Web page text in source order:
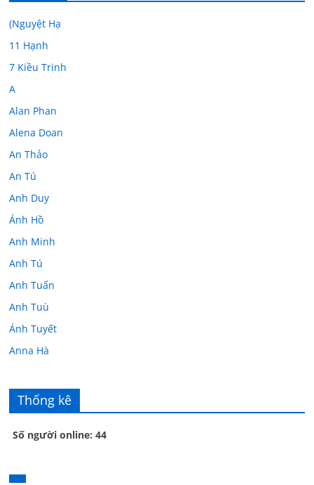
(Nguyệt Hạ
11 Hạnh
7 Kiều Trinh
A
Alan Phan
Alena Doan
An Thảo
An Tú
Anh Duy
Ánh Hồ
Anh Minh
Anh Tú
Anh Tuấn
Anh Tuù
Ánh Tuyết
Anna Hà
Âu Tú Vân
Bác sĩ Hoa
Bác sĩ Stephen Mak
Bác Đạt
Thống kê
Số người online: 44